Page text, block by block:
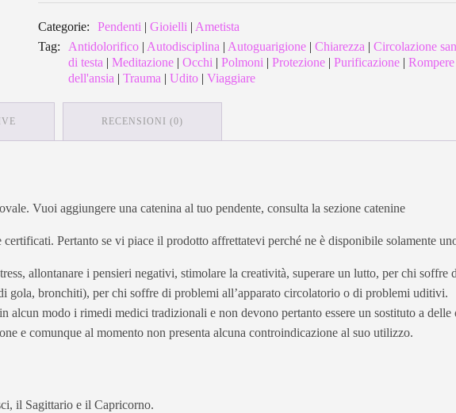
Categorie: Pendenti |Gioielli | Ametista
Tag:
Antidolorifico | Autodisciplina | Autoguarigione |Chiarezza |Circolazione
di testa |Meditazione |Occhi |Polmoni |Protezione |Purificazione |
dell'ansia |Trauma |Udito |Viaggiare
RECENSIONI (0)
Vuoi aggiungere una catenina al tuo pendente, consulta la sezione catenine
Pertanto se vi piace il prodotto affrettatevi perché ne è disponibile solamente
allontanare i pensieri negativi, stimolare la creatività, superare un lutto, per chi soffre
gola, bronchiti), per chi soffre di problemi all’apparato circolatorio o di problemi uditivi.
modo i rimedi medici tradizionali e non devono pertanto essere un sostituto a delle
e comunque al momento non presenta alcuna controindicazione al suo utilizzo.
il Sagittario e il Capricorno.